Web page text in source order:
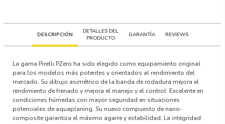
DESCRIPCIÓN
DETALLES DEL
PRODUCTO
GARANTÍA REVIEWS
La gama Pirelli PZero ha sido elegido como equipamiento original
para los modelos más potentes y orientados al rendimiento del
mercado. Su dibujo asimétrico de la banda de rodadura mejora el
rendimiento de frenado y mejora el manejo y el control. Excelente en
condiciones húmedas con mayor seguridad en situaciones
potenciales de aquaplaning. Su nuevo compuesto de nano-
composite garantiza el máximo agarre y estabilidad. La integridad